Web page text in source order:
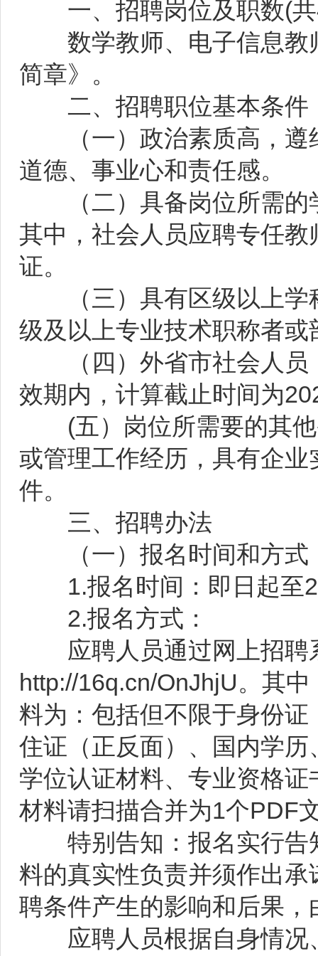
一、招聘岗位及职数(共
数学教师、电子信息教
简章》。
二、招聘职位基本条件
（一）政治素质高，遵
道德、事业心和责任感。
（二）具备岗位所需的
其中，社会人员应聘专任
证。
（三）具有区级以上学
级及以上专业技术职称者
（四）外省市社会人员
效期内，计算截止时间为
(五）岗位所需要的其他
或管理工作经历，具有企
件。
三、招聘办法
（一）报名时间和方式
1.报名时间：即日起至
2.报名方式：
应聘人员通过网上招聘
http://16q.cn/OnJhjU。其
料为：包括但不限于身份
住证（正反面）、国内学
学位认证材料、专业资格
材料请扫描合并为1个PDF
特别告知：报名实行告
料的真实性负责并须作出
聘条件产生的影响和后果
应聘人员根据自身情况